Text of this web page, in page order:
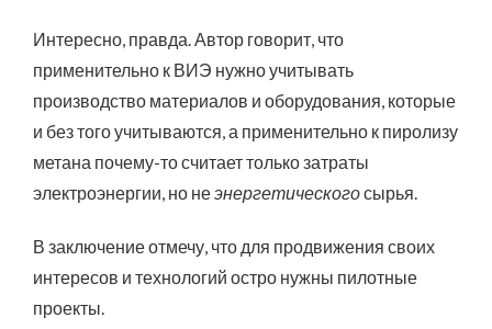
Интересно, правда. Автор говорит, что
применительно к ВИЭ нужно учитывать
производство материалов и оборудования, которые
и без того учитываются, а применительно к пиролизу
метана почему-то считает только затраты
электроэнергии, но неэнергетическогосырья.
В заключение отмечу, что для продвижения своих
интересов и технологий остро нужны пилотные
проекты.